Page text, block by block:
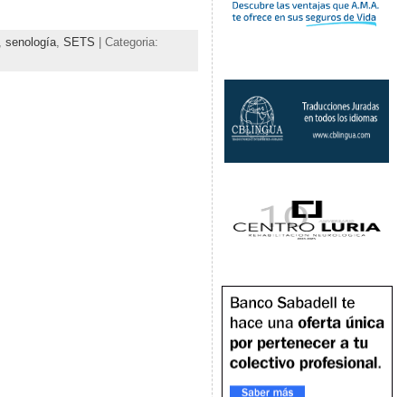
senología, SETS | Categoria: